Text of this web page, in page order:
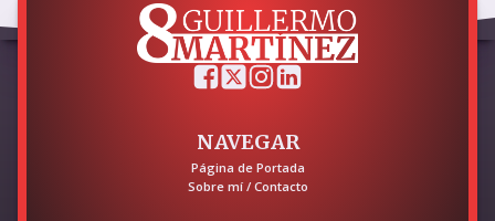
NAVEGAR
Página de Portada
Sobre mí / Contacto